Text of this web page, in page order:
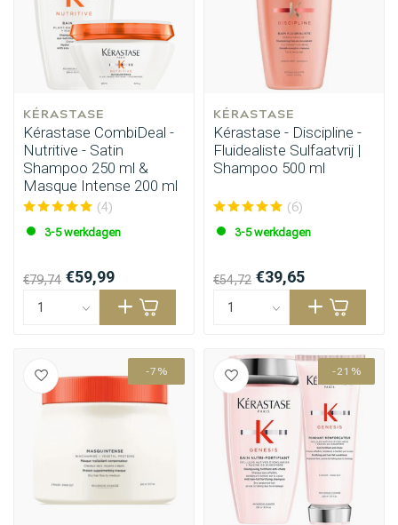
KÉRASTASE
Kérastase CombiDeal -
Nutritive - Satin
Shampoo 250 ml &
Masque Intense 200 ml
(4)
3-5 werkdagen
€79,74 €59,99
KÉRASTASE
Kérastase - Discipline -
Fluidealiste Sulfaatvrij |
Shampoo 500 ml
(6)
3-5 werkdagen
€54,72 €39,65
-7% -21%